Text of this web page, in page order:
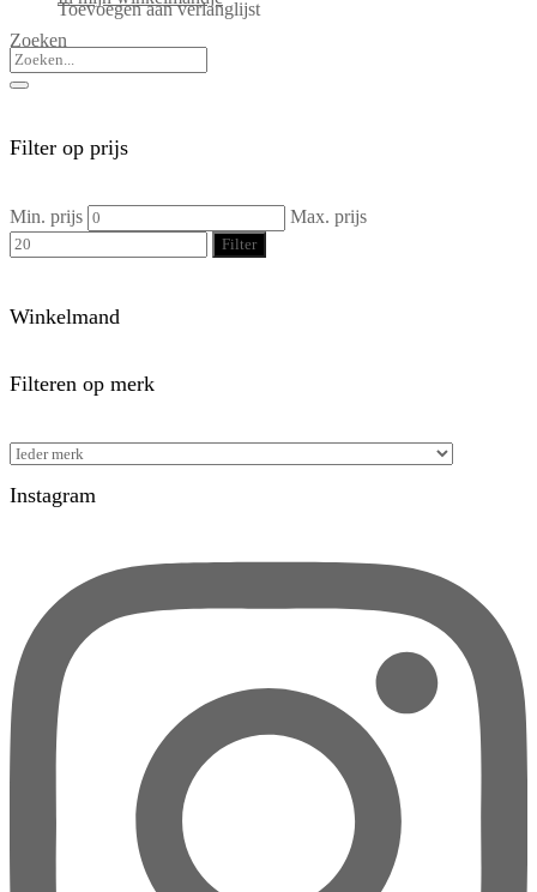
Toevoegen aan verlanglijst
Zoeken
Filter op prijs
Min. prijs Max. prijs
Filter
Winkelmand
Filteren op merk
Instagram